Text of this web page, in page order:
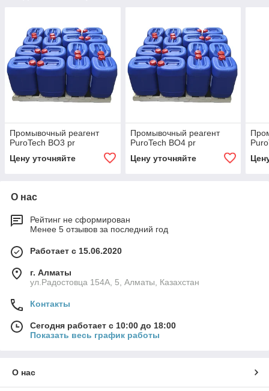
Промывочный реагент
PuroTech BO3 pr
Цену уточняйте
Промывочный реагент
PuroTech BO4 pr
Цену уточняйте
О нас
Рейтинг не сформирован
Менее 5 отзывов за последний год
Работает с 15.06.2020
г. Алматы
ул.Радостовца 154А, 5, Алматы, Казахстан
Контакты
Сегодня работает с 10:00 до 18:00
Показать весь график работы
О нас